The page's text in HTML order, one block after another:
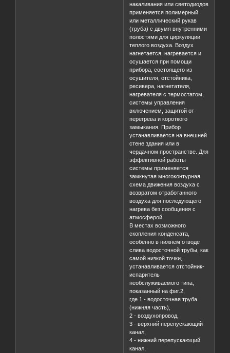
накаливания или светодиодов
применяется полимерный
или металлический рукав
(труба) с двумя внутренними
полостями для циркуляции
теплого воздуха. Воздух
нагнетается, нагревается и
осушается при помощи
прибора, состоящего из
осушителя, отстойника,
ресивера, нагнетателя,
нагревателя с термостатом,
системы управления
включением, защитой от
перегрева и короткого
замыкания. Прибор
устанавливается на внешней
стене здания или в
чердачном пространстве. Для
эффективной работы
системы применяется
замкнутая многоконтурная
схема движения воздуха с
возвратом отработанного
воздуха для последующего
нагрева без сообщения с
атмосферой.
В местах возможного
скопления конденсата,
особенно в нижнем отводе
слива водосточной трубы, как
самой низкой точки,
устанавливается отстойник-
испаритель
необслуживаемого типа,
показанный на фиг.2,
где 1 - водосточная труба
(нижняя часть),
2 - воздухопровод,
3 - верхний перепускающий
канал,
4 - нижний перепускающий
канал,